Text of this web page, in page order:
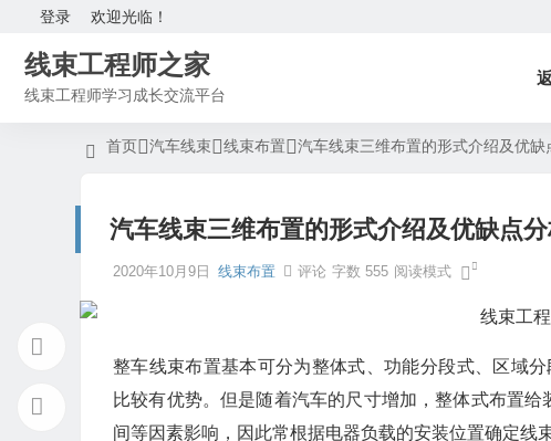
欢迎光临！
登录
线束工程师之家
线束工程师学习成长交流平台
首页 汽车线束 线束布置 汽车线束三维布置的形式介绍及优缺
汽车线束三维布置的形式介绍及优缺点
2020年10月9日 线束布置 评论 字数 555 阅读模式
整车线束布置基本可分为整体式、功能分段式、区域
比较有优势。但是随着汽车的尺寸增加，整体式布置
间等因素影响，因此常根据电器负载的安装位置确定线